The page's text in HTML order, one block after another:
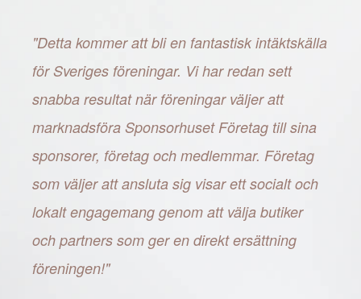
"Detta kommer att bli en fantastisk intäktskälla
för Sveriges föreningar. Vi har redan sett
snabba resultat när föreningar väljer att
marknadsföra Sponsorhuset Företag till sina
sponsorer, företag och medlemmar. Företag
som väljer att ansluta sig visar ett socialt och
lokalt engagemang genom att välja butiker
och partners som ger en direkt ersättning
föreningen!"